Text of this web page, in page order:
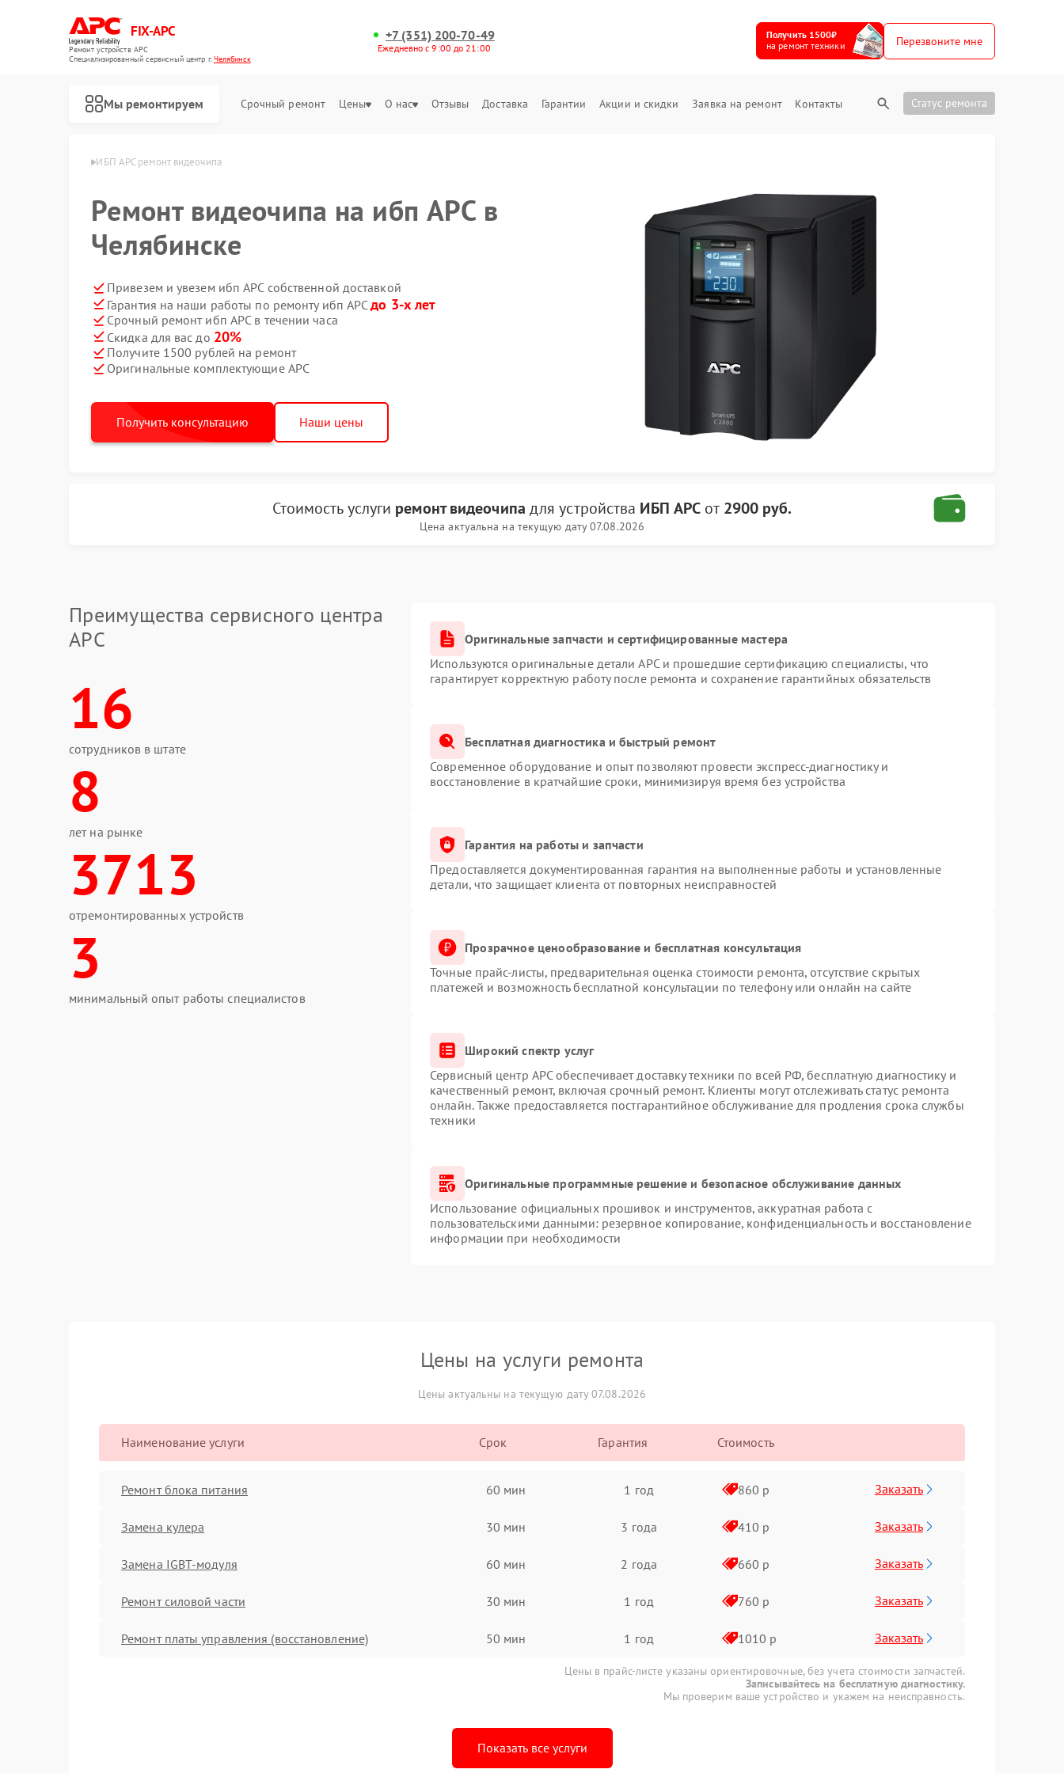
FIX-APC
Ремонт устройств APC
Специализированный cервисный центр г.Челябинск
+7 (351) 200-70-49
Ежедневно с 9:00 до 21:00
Получить 1500₽
на ремонт техники
Перезвоните мне
Мы ремонтируем Срочный ремонт Цены О нас Отзывы Доставка Гарантии Акции и скидки Заявка на ремонт Контакты Статус ремонта
APC в Челябинске ИБП APC ремонт видеочипа
Ремонт видеочипа на ибп APC в
Челябинске
Привезем и увезем ибп APC собственной доставкой
Гарантия на наши работы по ремонту ибп APCдо 3-х лет
Срочный ремонт ибп APC в течении часа
Скидка для вас до 20%
Получите 1500 рублей на ремонт
Оригинальные комплектующие APC
Получить консультацию Наши цены
Стоимость услуги ремонт видеочипа для устройства ИБП APC от 2900 руб.
Цена актуальна на текущую дату 07.08.2026
Преимущества сервисного центра
APC
16
сотрудников в штате
8
лет на рынке
3713
отремонтированных устройств
3
минимальный опыт работы специалистов
Оригинальные запчасти и сертифицированные мастера
Используются оригинальные детали APC и прошедшие сертификацию специалисты, что
гарантирует корректную работу после ремонта и сохранение гарантийных обязательств
Бесплатная диагностика и быстрый ремонт
Современное оборудование и опыт позволяют провести экспресс-диагностику и
восстановление в кратчайшие сроки, минимизируя время без устройства
Гарантия на работы и запчасти
Предоставляется документированная гарантия на выполненные работы и установленные
детали, что защищает клиента от повторных неисправностей
Прозрачное ценообразование и бесплатная консультация
Точные прайс-листы, предварительная оценка стоимости ремонта, отсутствие скрытых
платежей и возможность бесплатной консультации по телефону или онлайн на сайте
Широкий спектр услуг
Сервисный центр APC обеспечивает доставку техники по всей РФ, бесплатную диагностику и
качественный ремонт, включая срочный ремонт. Клиенты могут отслеживать статус ремонта
онлайн. Также предоставляется постгарантийное обслуживание для продления срока службы
техники
Оригинальные программные решение и безопасное обслуживание данных
Использование официальных прошивок и инструментов, аккуратная работа с
пользовательскими данными: резервное копирование, конфиденциальность и восстановление
информации при необходимости
Цены на услуги ремонта
Цены актуальны на текущую дату 07.08.2026
Наименование услуги Срок Гарантия Стоимость
Ремонт блока питания 60 мин 1 год 860 р Заказать
Замена кулера 30 мин 3 года 410 р Заказать
Замена IGBT-модуля 60 мин 2 года 660 р Заказать
Ремонт силовой части 30 мин 1 год 760 р Заказать
Ремонт платы управления (восстановление) 50 мин 1 год 1010 р Заказать
Цены в прайс-листе указаны ориентировочные, без учета стоимости запчастей.
Записывайтесь на бесплатную диагностику.
Мы проверим ваше устройство и укажем на неисправность.
Показать все услуги